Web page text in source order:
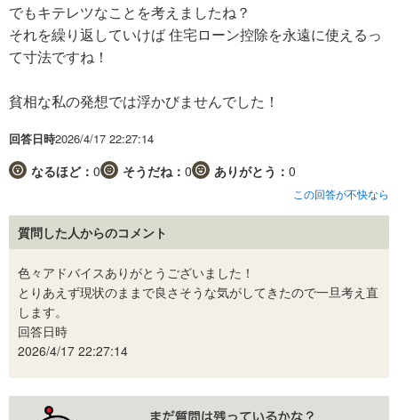
でもキテレツなことを考えましたね？
それを繰り返していけば 住宅ローン控除を永遠に使えるっ
て寸法ですね！
貧相な私の発想では浮かびませんでした！
回答日時2026/4/17 22:27:14
なるほど： 0 そうだね： 0 ありがとう： 0
この回答が不快なら
質問した人からのコメント
色々アドバイスありがとうございました！
とりあえず現状のままで良さそうな気がしてきたので一旦考え直
します。
回答日時
2026/4/17 22:27:14